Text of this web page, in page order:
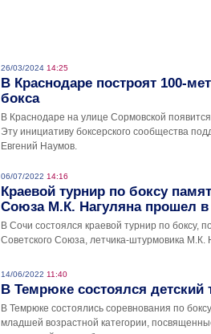
26/03/2024 14:25
В Краснодаре построят 100-
бокса
В Краснодаре на улице Сормовской
Эту инициативу боксерского сообщества
Евгений Наумов.
06/07/2022 14:16
Краевой турнир по боксу
Союза М.К. Нагуляна прошел
В Сочи состоялся краевой турнир по боксу,
Советского Союза, летчика-штурмовика М.К.
14/06/2022 11:40
В Темрюке состоялся детский
В Темрюке состоялись соревнования по
младшей возрастной категории,